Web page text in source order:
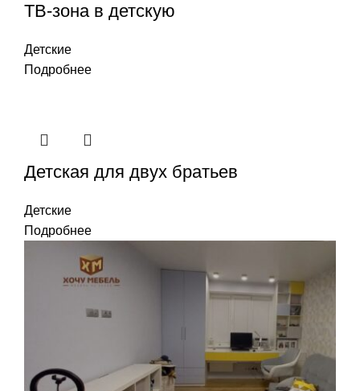
ТВ-зона в детскую
Детские
Подробнее
Детская для двух братьев
Детские
Подробнее